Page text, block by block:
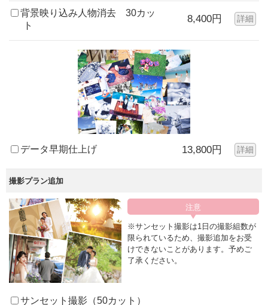
背景映り込み人物消去 30カッ
ト
8,400円 詳細
データ早期仕上げ 13,800円 詳細
撮影プラン追加
※サンセット撮影は1日の撮影組数が
限られているため、撮影追加をお受
けできないことがあります。予めご
了承ください。
サンセット撮影（50カット）